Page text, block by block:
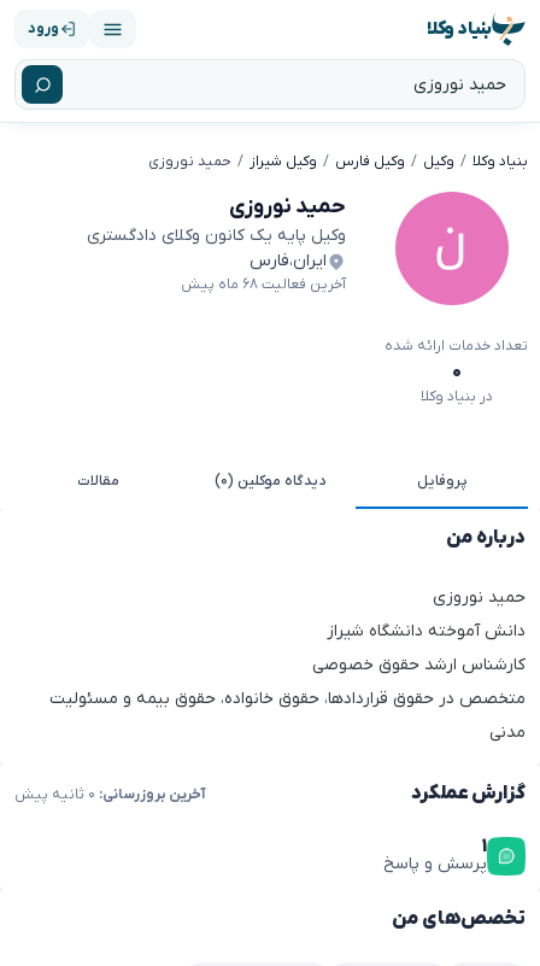
بنیاد وکلا ورود
بنیاد وکلا وکیل وکیل فارس وکیل شیراز حمید نوروزی
حمید نوروزی
وکیل پایه یک کانون وکلای دادگستری
ایران،فارس
آخرین فعالیت ۶۸ ماه پیش
تعداد خدمات ارائه شده
۰
در بنیاد وکلا
پروفایل دیدگاه موکلین (۰) مقالات
درباره من
حمید نوروزی
دانش آموخته دانشگاه شیراز
کارشناس ارشد حقوق خصوصی
متخصص در حقوق قراردادها، حقوق خانواده، حقوق بیمه و مسئولیت
مدنی
گزارش عملکرد آخرین بروزرسانی:
۱
پرسش و پاسخ
تخصص‌های من